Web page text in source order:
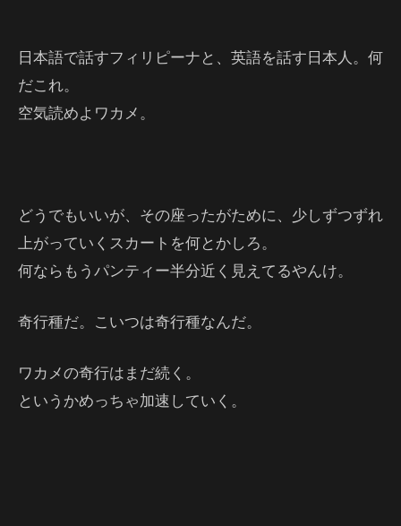
日本語で話すフィリピーナと、英語を話す日本人。何
だこれ。
空気読めよワカメ。
どうでもいいが、その座ったがために、少しずつずれ
上がっていくスカートを何とかしろ。
何ならもうパンティー半分近く見えてるやんけ。
奇行種だ。こいつは奇行種なんだ。
ワカメの奇行はまだ続く。
というかめっちゃ加速していく。